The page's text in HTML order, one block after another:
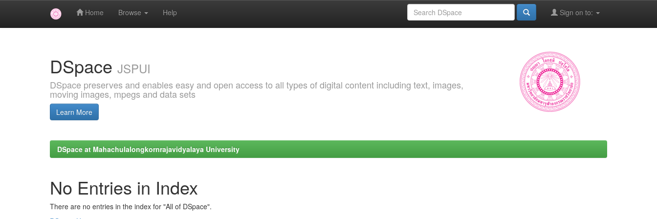
Home Browse Help Sign on to:
DSpace JSPUI
DSpace preserves and enables easy and open access to all types of digital content including text, images,
moving images, mpegs and data sets
Learn More
DSpace at Mahachulalongkornrajavidyalaya University
No Entries in Index
There are no entries in the index for "All of DSpace".